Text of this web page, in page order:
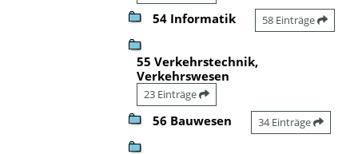
54 Informatik 58 Einträge
55 Verkehrstechnik,
Verkehrswesen
23 Einträge
56 Bauwesen 34 Einträge